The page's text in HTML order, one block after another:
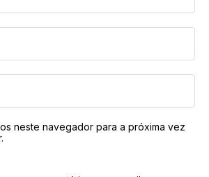
neste navegador para a próxima vez